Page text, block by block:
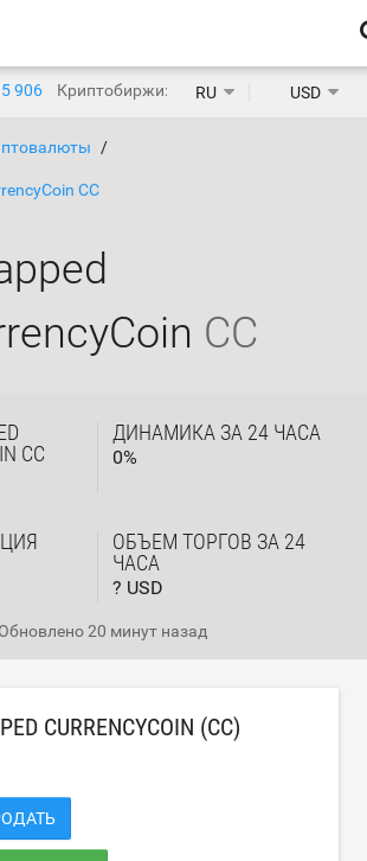
906 Криптобиржи: 1 468
RU USD
CC
CC
CC
ДИНАМИКА ЗА 24 ЧАСА
0%
ОБЪЕМ ТОРГОВ ЗА 24
ЧАСА
? USD
Обновлено20 минут назад
CURRENCYCOIN (CC)